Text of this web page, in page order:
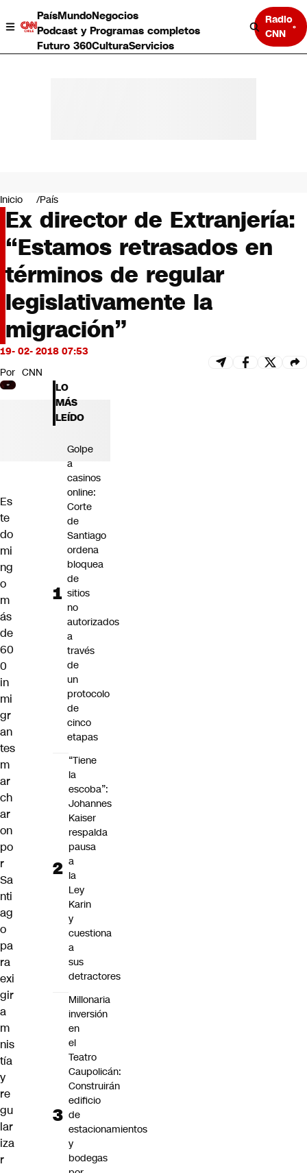
PaísMundoNegocios
Podcast y Programas completos
Futuro 360CulturaServicios
Radio
CNN
Negocios
Deportes
Programas completos
Cultura
Servicios
Bits
CNN tiempo
Futuro 360
Opinión
Inicio País
Ex director de Extranjería:
“Estamos retrasados en
términos de regular
legislativamente la
migración”
19- 02- 2018 07:53
Por CNN
Es
te
do
mi
ng
o
m
ás
de
60
0
in
mi
gr
an
tes
m
ar
ch
ar
on
po
r
Sa
nti
ag
o
pa
ra
exi
gir
a
m
nis
tía
y
re
gu
lar
iza
r
LO
MÁS
LEÍDO
Golpe
a
casinos
online:
Corte
de
Santiago
ordena
bloquea
de
sitios
no
autorizados
a
través
de
un
protocolo
de
cinco
etapas
“Tiene
la
escoba”:
Johannes
Kaiser
respalda
pausa
a
la
Ley
Karin
y
cuestiona
a
sus
detractores
Millonaria
inversión
en
el
Teatro
Caupolicán:
Construirán
edificio
de
estacionamientos
y
bodegas